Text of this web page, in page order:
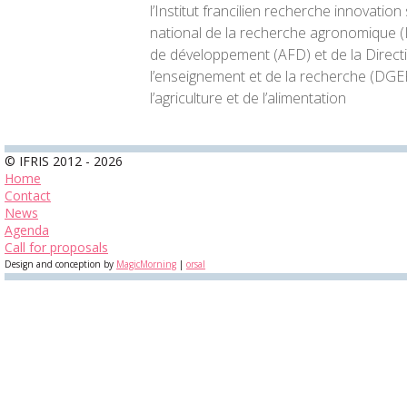
l’Institut francilien recherche innovation
national de la recherche agronomique
de développement (AFD) et de la
l’enseignement et de la recherche
l’agriculture et de l’alimentation
© IFRIS 2012 - 2026
Home
Contact
News
Agenda
Call for proposals
Design and conception by MagicMorning | orsal